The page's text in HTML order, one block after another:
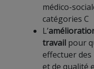
médico-
catégories C
L’
travail pour
effectuer des
et de qualité